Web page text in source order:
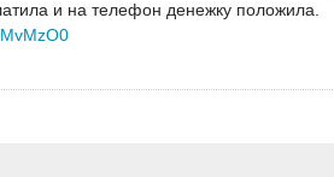
и на телефон денежку положила.